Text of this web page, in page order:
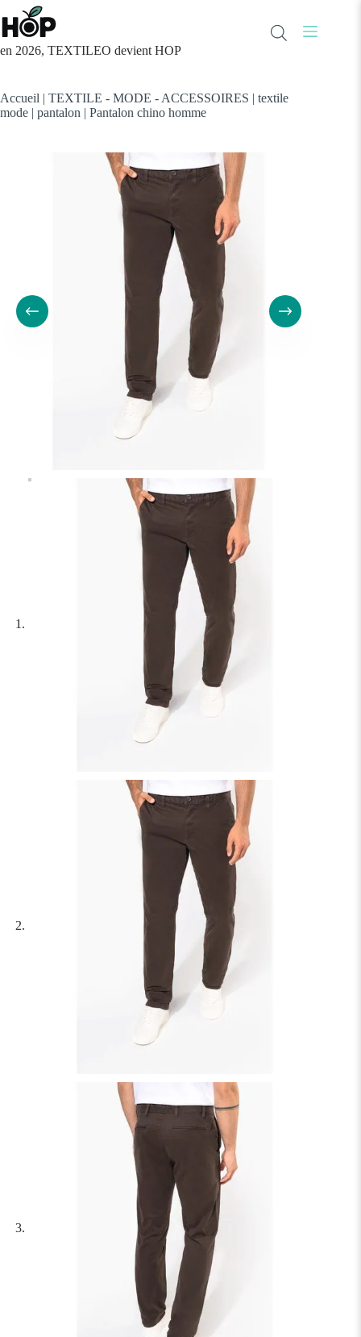
Passer
au
contenu
en 2026, TEXTILEO devient HOP
Accueil | TEXTILE - MODE - ACCESSOIRES | textile
mode | pantalon | Pantalon chino homme